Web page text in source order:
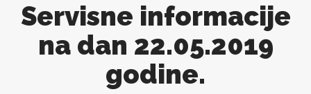
Servisne informacije
na dan 22.05.2019
godine.